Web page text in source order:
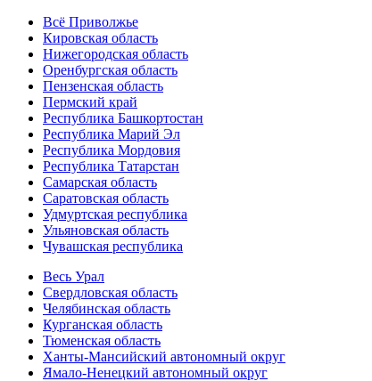
Всё Приволжье
Кировская область
Нижегородская область
Оренбургская область
Пензенская область
Пермский край
Республика Башкортостан
Республика Марий Эл
Республика Мордовия
Республика Татарстан
Самарская область
Саратовская область
Удмуртская республика
Ульяновская область
Чувашская республика
Весь Урал
Свердловская область
Челябинская область
Курганская область
Тюменская область
Ханты-Мансийский автономный округ
Ямало-Ненецкий автономный округ